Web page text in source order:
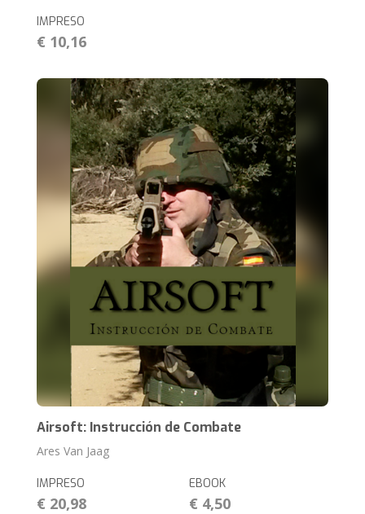
IMPRESO
€ 10,16
Airsoft: Instrucción de Combate
Ares Van Jaag
IMPRESO
€ 20,98
EBOOK
€ 4,50